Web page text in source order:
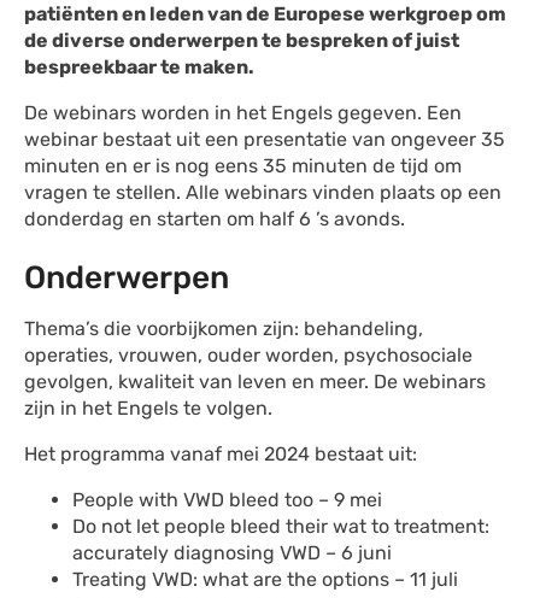
patiënten en leden van de Europese werkgroep om
de diverse onderwerpen te bespreken of juist
bespreekbaar te maken.
De webinars worden in het Engels gegeven. Een
webinar bestaat uit een presentatie van ongeveer 35
minuten en er is nog eens 35 minuten de tijd om
vragen te stellen. Alle webinars vinden plaats op een
donderdag en starten om half 6 ’s avonds.
Onderwerpen
Thema’s die voorbijkomen zijn: behandeling,
operaties, vrouwen, ouder worden, psychosociale
gevolgen, kwaliteit van leven en meer. De webinars
zijn in het Engels te volgen.
Het programma vanaf mei 2024 bestaat uit:
People with VWD bleed too – 9 mei
Do not let people bleed their wat to treatment:
accurately diagnosing VWD – 6 juni
Treating VWD: what are the options – 11 juli